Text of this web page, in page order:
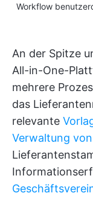
Workflow
An der Spitze
All-in-One-
mehrere
das
relevante
Verwaltung